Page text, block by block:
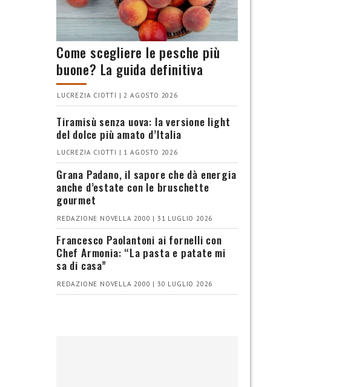
Come scegliere le pesche più
buone? La guida definitiva
LUCREZIA CIOTTI | 2 AGOSTO 2026
Tiramisù senza uova: la versione light
del dolce più amato d’Italia
LUCREZIA CIOTTI | 1 AGOSTO 2026
Grana Padano, il sapore che dà energia
anche d’estate con le bruschette
gourmet
REDAZIONE NOVELLA 2000 | 31 LUGLIO 2026
Francesco Paolantoni ai fornelli con
Chef Armonia: “La pasta e patate mi
sa di casa”
REDAZIONE NOVELLA 2000 | 30 LUGLIO 2026